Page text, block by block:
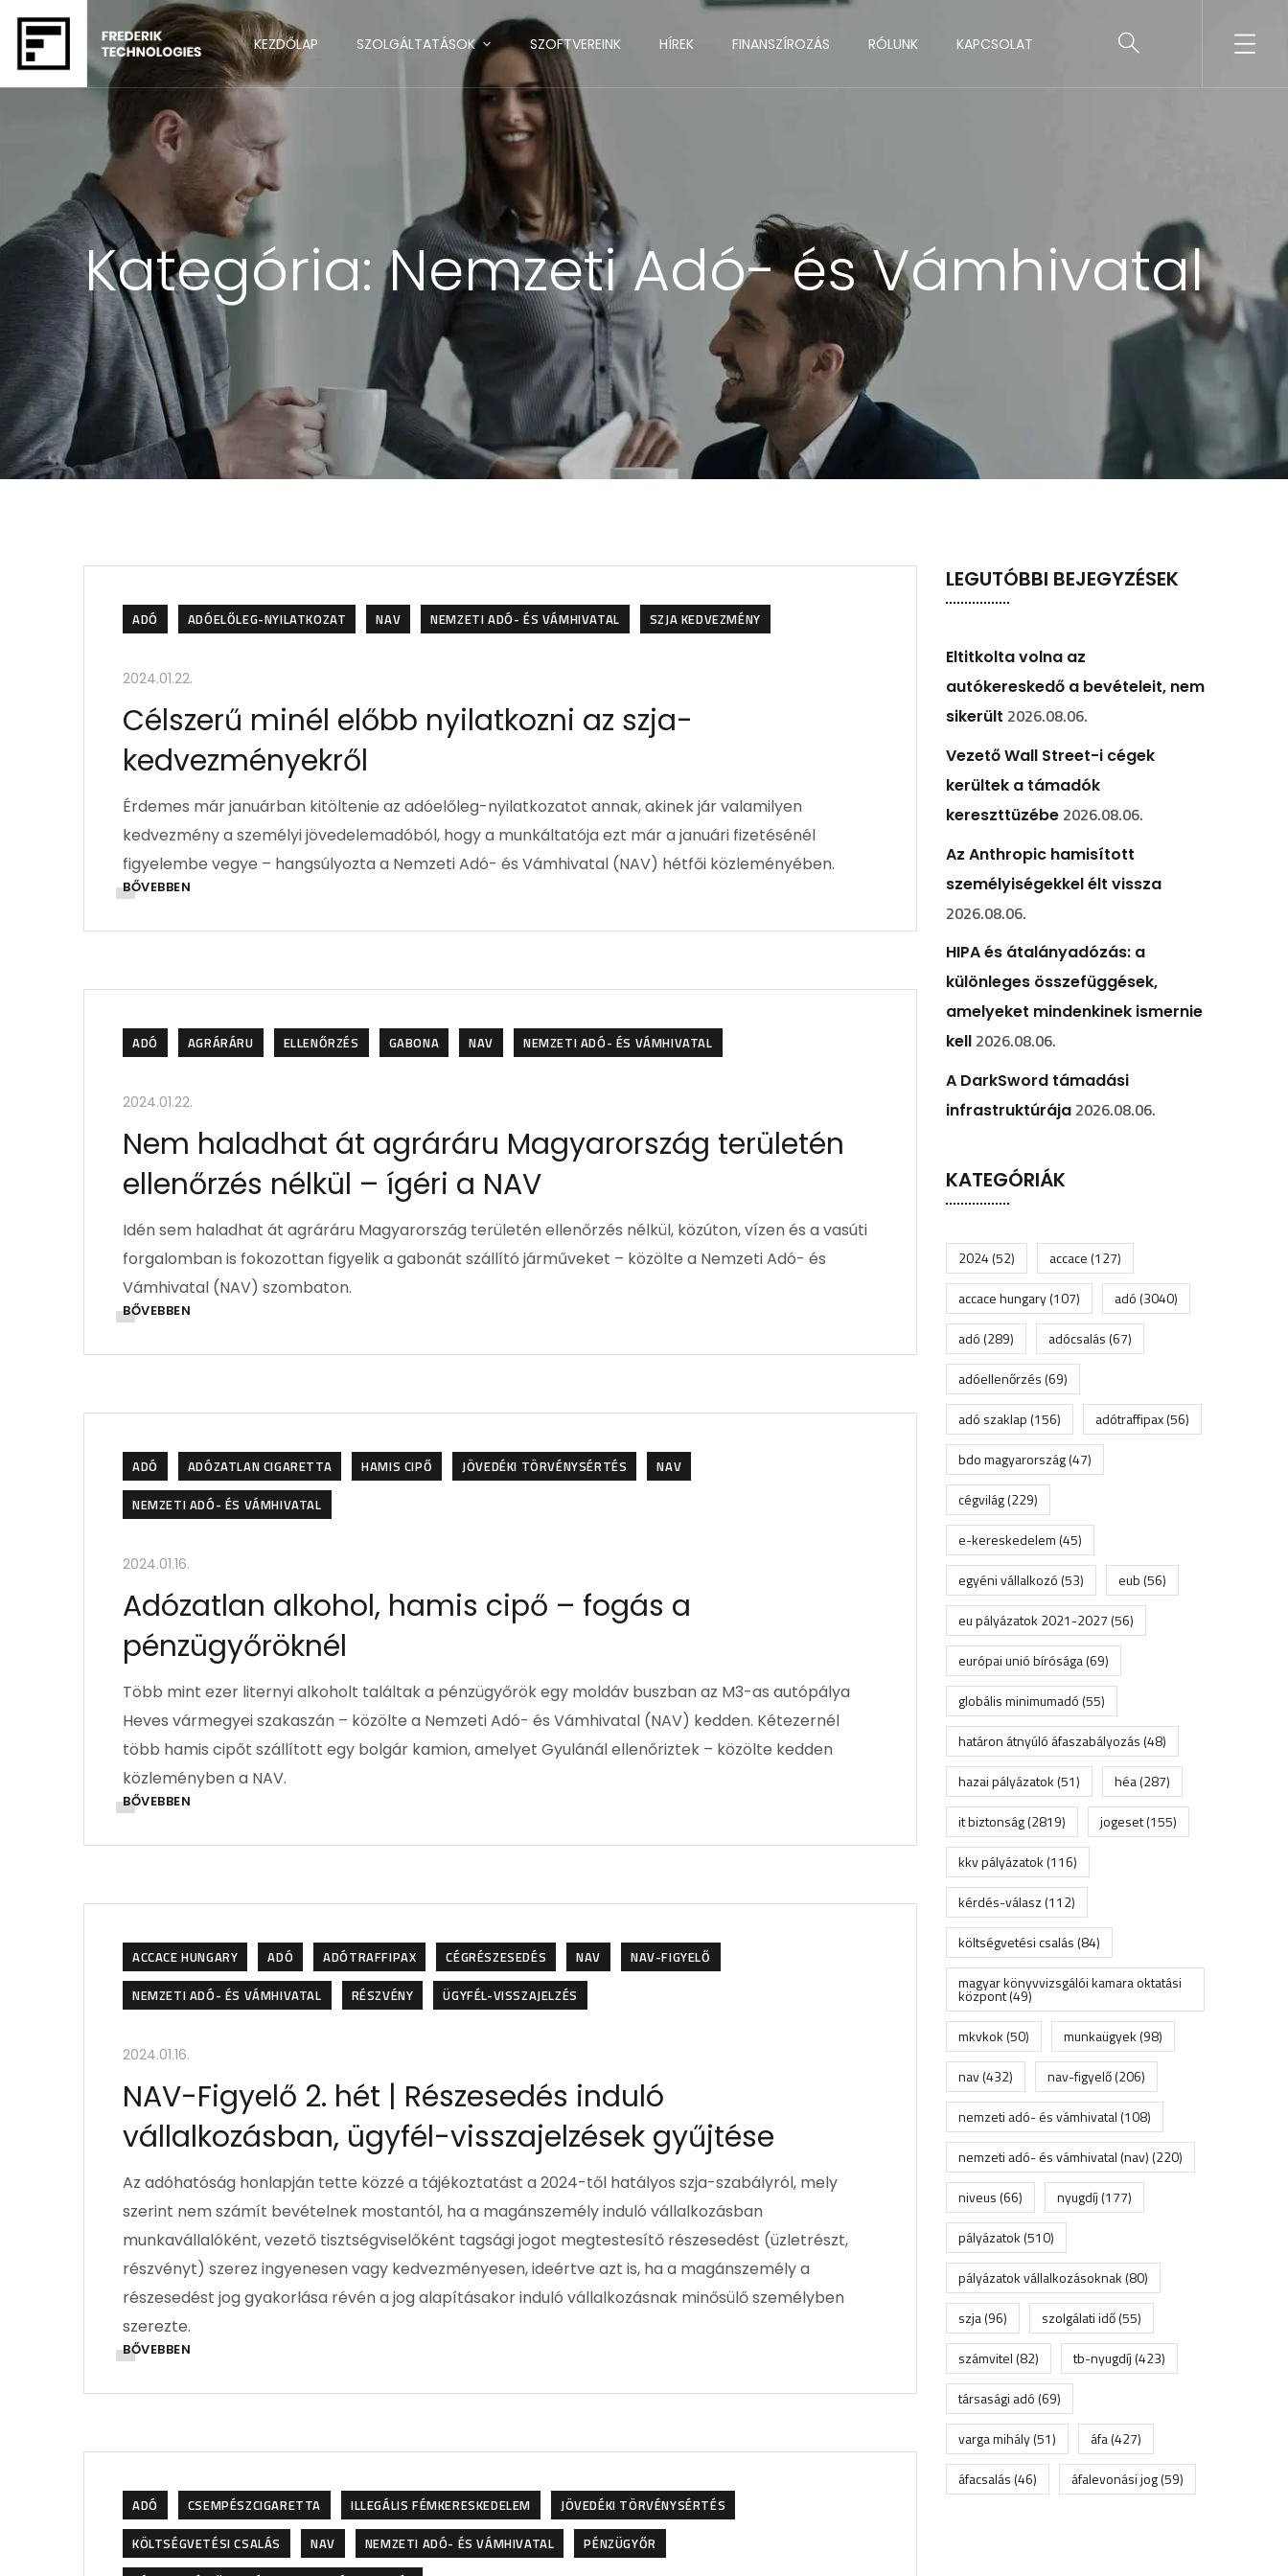
KEZDŐLAP SZOLGÁLTATÁSOK SZOFTVEREINK HÍREK FINANSZÍROZÁS RÓLUNK KAPCSOLAT
Kategória:Nemzeti Adó- és Vámhivatal
ADÓ ADÓELŐLEG-NYILATKOZAT NAV NEMZETI ADÓ- ÉS VÁMHIVATAL SZJA KEDVEZMÉNY
2024.01.22.
Célszerű minél előbb nyilatkozni az szja-
kedvezményekről
Érdemes már januárban kitöltenie az adóelőleg-nyilatkozatot annak, akinek jár valamilyen
kedvezmény a személyi jövedelemadóból, hogy a munkáltatója ezt már a januári fizetésénél
figyelembe vegye – hangsúlyozta a Nemzeti Adó- és Vámhivatal (NAV) hétfői közleményében.
BŐVEBBEN
ADÓ AGRÁRÁRU ELLENŐRZÉS GABONA NAV NEMZETI ADÓ- ÉS VÁMHIVATAL
2024.01.22.
Nem haladhat át agráráru Magyarország területén
ellenőrzés nélkül – ígéri a NAV
Idén sem haladhat át agráráru Magyarország területén ellenőrzés nélkül, közúton, vízen és a vasúti
forgalomban is fokozottan figyelik a gabonát szállító járműveket – közölte a Nemzeti Adó- és
Vámhivatal (NAV) szombaton.
BŐVEBBEN
ADÓ ADÓZATLAN CIGARETTA HAMIS CIPŐ JÖVEDÉKI TÖRVÉNYSÉRTÉS
NAV
NEMZETI ADÓ- ÉS VÁMHIVATAL
2024.01.16.
Adózatlan alkohol, hamis cipő – fogás a
pénzügyőröknél
Több mint ezer liternyi alkoholt találtak a pénzügyőrök egy moldáv buszban az M3-as autópálya
Heves vármegyei szakaszán – közölte a Nemzeti Adó- és Vámhivatal (NAV) kedden. Kétezernél
több hamis cipőt szállított egy bolgár kamion, amelyet Gyulánál ellenőriztek – közölte kedden
közleményben a NAV.
BŐVEBBEN
ACCACE HUNGARY ADÓ ADÓTRAFFIPAX CÉGRÉSZESEDÉS NAV
NAV-FIGYELŐ
NEMZETI ADÓ- ÉS VÁMHIVATAL
RÉSZVÉNY ÜGYFÉL-VISSZAJELZÉS
2024.01.16.
NAV-Figyelő 2. hét | Részesedés induló
vállalkozásban, ügyfél-visszajelzések gyűjtése
Az adóhatóság honlapján tette közzé a tájékoztatást a 2024-től hatályos szja-szabályról, mely
szerint nem számít bevételnek mostantól, ha a magánszemély induló vállalkozásban
munkavállalóként, vezető tisztségviselőként tagsági jogot megtestesítő részesedést (üzletrészt,
részvényt) szerez ingyenesen vagy kedvezményesen, ideértve azt is, ha a magánszemély a
részesedést jog gyakorlása révén a jog alapításakor induló vállalkozásnak minősülő személyben
szerezte.
BŐVEBBEN
ADÓ CSEMPÉSZCIGARETTA ILLEGÁLIS FÉMKERESKEDELEM
JÖVEDÉKI TÖRVÉNYSÉRTÉS
KÖLTSÉGVETÉSI CSALÁS
NAV NEMZETI ADÓ- ÉS VÁMHIVATAL
PÉNZÜGYŐR
LEGUTÓBBI BEJEGYZÉSEK
Eltitkolta volna az
autókereskedő a bevételeit, nem
sikerült 2026.08.06.
Vezető Wall Street-i cégek
kerültek a támadók
kereszttüzébe 2026.08.06.
Az Anthropic hamisított
személyiségekkel élt vissza
2026.08.06.
HIPA és átalányadózás: a
különleges összefüggések,
amelyeket mindenkinek ismernie
kell 2026.08.06.
A DarkSword támadási
infrastruktúrája 2026.08.06.
KATEGÓRIÁK
2024(52) accace(127)
accace hungary(107) adó(3040)
adó(289) adócsalás(67)
adóellenőrzés(69)
adó szaklap(156) adótraffipax(56)
bdo magyarország(47)
cégvilág(229)
e-kereskedelem(45)
egyéni vállalkozó(53) eub(56)
eu pályázatok 2021-2027(56)
európai unió bírósága(69)
globális minimumadó(55)
határon átnyúló áfaszabályozás(48)
hazai pályázatok(51) héa(287)
it biztonság(2819) jogeset(155)
kkv pályázatok(116)
kérdés-válasz(112)
költségvetési csalás(84)
magyar könyvvizsgálói kamara oktatási
központ(49)
mkvkok(50) munkaügyek(98)
nav(432) nav-figyelő(206)
nemzeti adó- és vámhivatal(108)
nemzeti adó- és vámhivatal (nav)(220)
niveus(66) nyugdíj(177)
pályázatok(510)
pályázatok vállalkozásoknak(80)
szja(96) szolgálati idő(55)
számvitel(82) tb-nyugdíj(423)
társasági adó(69)
varga mihály(51) áfa(427)
áfacsalás(46) áfalevonási jog(59)